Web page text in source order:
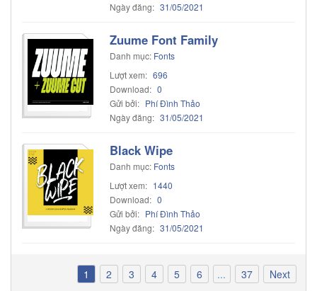
Ngày đăng: 31/05/2021
Zuume Font Family
Danh mục: Fonts
Lượt xem: 696
Download: 0
Gửi bởi: Phí Đình Thảo
Ngày đăng: 31/05/2021
Black Wipe
Danh mục: Fonts
Lượt xem: 1440
Download: 0
Gửi bởi: Phí Đình Thảo
Ngày đăng: 31/05/2021
1 2 3 4 5 6 ... 37 Next